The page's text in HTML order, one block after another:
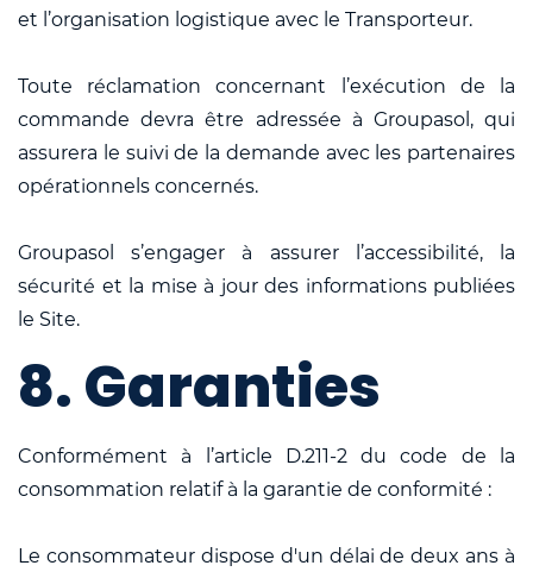
et l’organisation logistique avec le Transporteur.
Toute réclamation concernant l’exécution de la
commande devra être adressée à Groupasol, qui
assurera le suivi de la demande avec les partenaires
opérationnels concernés.
Groupasol s’engager à assurer l’accessibilité, la
sécurité et la mise à jour des informations publiées
le Site.
8. Garanties
Conformément à l’article D.211-2 du code de la
consommation relatif à la garantie de conformité :
Le consommateur dispose d'un délai de deux ans à